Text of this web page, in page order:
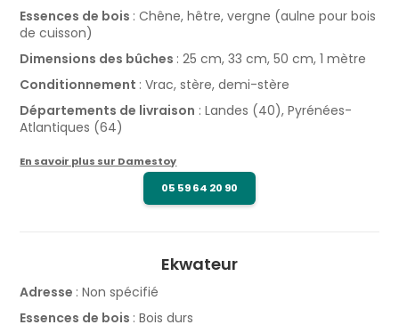
Essences de bois : Chêne, hêtre, vergne (aulne pour bois
de cuisson)
Dimensions des bûches : 25 cm, 33 cm, 50 cm, 1 mètre
Conditionnement : Vrac, stère, demi-stère
Départements de livraison : Landes (40), Pyrénées-
Atlantiques (64)
En savoir plus sur Damestoy
05 59 64 20 90
Ekwateur
Adresse : Non spécifié
Essences de bois : Bois durs